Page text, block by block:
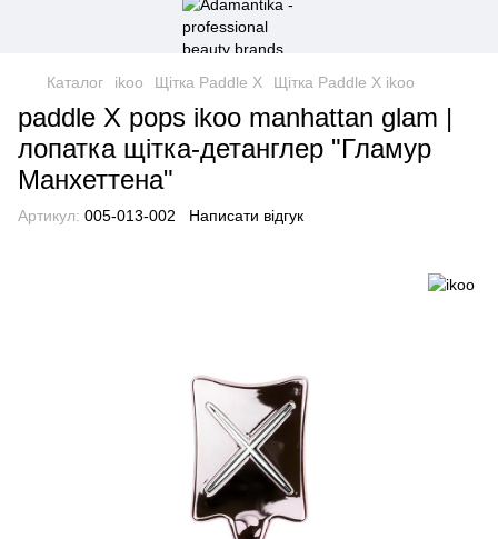
Каталог ikoo Щітка Paddle X Щітка Paddle X ikoo
paddle X pops ikoo manhattan glam |
лопатка щітка-детанглер "Гламур
Манхеттена"
Артикул: 005-013-002 Написати відгук